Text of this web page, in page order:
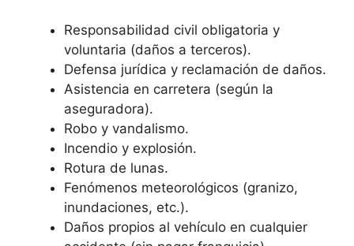
Responsabilidad civil obligatoria y
voluntaria (daños a terceros).
Defensa jurídica y reclamación de daños.
Asistencia en carretera (según la
aseguradora).
Robo y vandalismo.
Incendio y explosión.
Rotura de lunas.
Fenómenos meteorológicos (granizo,
inundaciones, etc.).
Daños propios al vehículo en cualquier